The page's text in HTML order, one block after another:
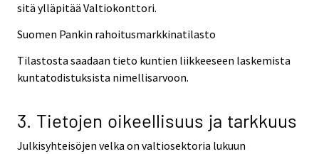
sitä ylläpitää Valtiokonttori.
Suomen Pankin rahoitusmarkkinatilasto
Tilastosta saadaan tieto kuntien liikkeeseen laskemista
kuntatodistuksista nimellisarvoon.
3. Tietojen oikeellisuus ja tarkkuus
Julkisyhteisöjen velka on valtiosektoria lukuun